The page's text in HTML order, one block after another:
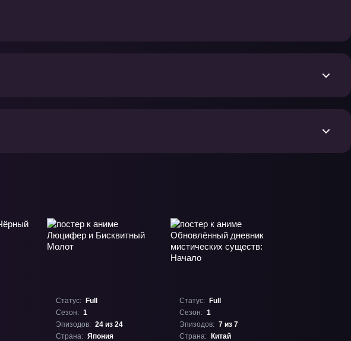
Статус:
Full
Сезон: 1
Эпизодов: 24 из 24
Страна: Япония
Статус:
Full
Сезон: 1
Эпизодов: 7 из 7
Страна:
Китай